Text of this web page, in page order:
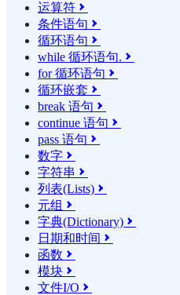
运算符 
条件语句 
循环语句 
while 循环语句. 
for 循环语句 
循环嵌套 
break 语句 
continue 语句 
pass 语句 
数字 
字符串 
列表(Lists) 
元组 
字典(Dictionary) 
日期和时间 
函数 
模块 
文件I/O 